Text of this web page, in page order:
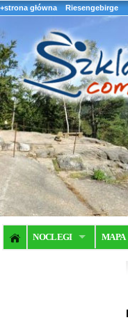
+strona główna Riesengebirge
NOCLEGI MAPA